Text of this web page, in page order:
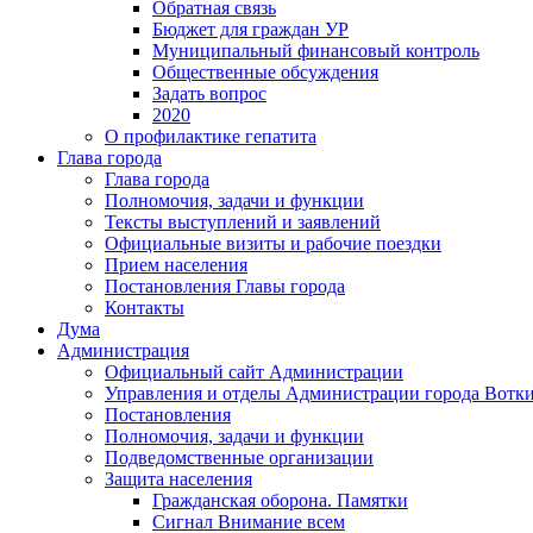
Обратная связь
Бюджет для граждан УР
Муниципальный финансовый контроль
Общественные обсуждения
Задать вопрос
2020
О профилактике гепатита
Глава города
Глава города
Полномочия, задачи и функции
Тексты выступлений и заявлений
Официальные визиты и рабочие поездки
Прием населения
Постановления Главы города
Контакты
Дума
Администрация
Официальный сайт Администрации
Управления и отделы Администрации города
Постановления
Полномочия, задачи и функции
Подведомственные организации
Защита населения
Гражданская оборона. Памятки
Сигнал Внимание всем